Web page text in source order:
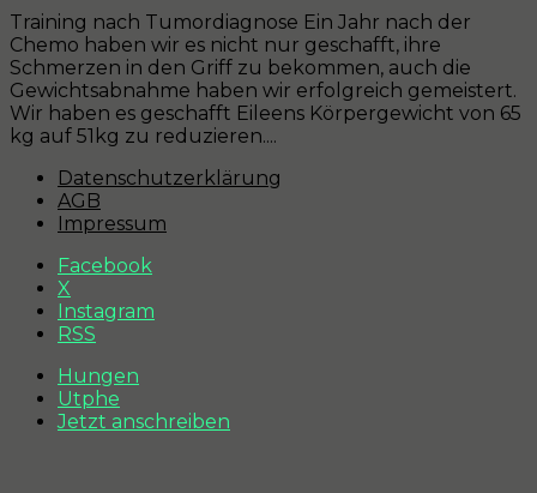
Training nach Tumordiagnose​ Ein Jahr nach der
Chemo haben wir es nicht nur geschafft, ihre
Schmerzen in den Griff zu bekommen, auch die
Gewichtsabnahme haben wir erfolgreich gemeistert.
Wir haben es geschafft Eileens Körpergewicht von 65
kg auf 51kg zu reduzieren....
Datenschutzerklärung
AGB
Impressum
Facebook
X
Instagram
RSS
Hungen
Utphe
Jetzt anschreiben